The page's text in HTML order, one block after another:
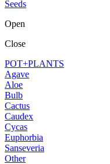
Seeds
Open
Close
POT+PLANTS
Agave
Aloe
Bulb
Cactus
Caudex
Cycas
Euphorbia
Sanseveria
Other